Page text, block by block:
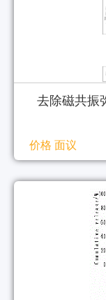
去除磁共振
价格 面议